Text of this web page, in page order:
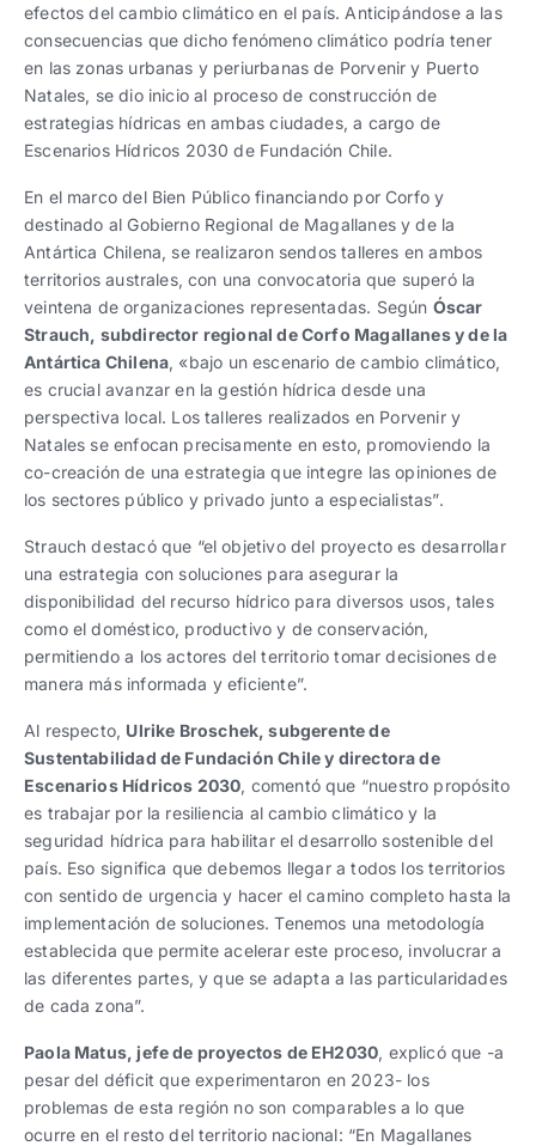
efectos del cambio climático en el país. Anticipándose a las
consecuencias que dicho fenómeno climático podría tener
en las zonas urbanas y periurbanas de Porvenir y Puerto
Natales, se dio inicio al proceso de construcción de
estrategias hídricas en ambas ciudades, a cargo de
Escenarios Hídricos 2030 de Fundación Chile.
En el marco del Bien Público financiando por Corfo y
destinado al Gobierno Regional de Magallanes y de la
Antártica Chilena, se realizaron sendos talleres en ambos
territorios australes, con una convocatoria que superó la
veintena de organizaciones representadas. Según Óscar
Strauch, subdirector regional de Corfo Magallanes y de la
Antártica Chilena, «bajo un escenario de cambio climático,
es crucial avanzar en la gestión hídrica desde una
perspectiva local. Los talleres realizados en Porvenir y
Natales se enfocan precisamente en esto, promoviendo la
co-creación de una estrategia que integre las opiniones de
los sectores público y privado junto a especialistas”.
Strauch destacó que “el objetivo del proyecto es desarrollar
una estrategia con soluciones para asegurar la
disponibilidad del recurso hídrico para diversos usos, tales
como el doméstico, productivo y de conservación,
permitiendo a los actores del territorio tomar decisiones de
manera más informada y eficiente”.
Al respecto, Ulrike Broschek, subgerente de
Sustentabilidad de Fundación Chile y directora de
Escenarios Hídricos 2030, comentó que “nuestro propósito
es trabajar por la resiliencia al cambio climático y la
seguridad hídrica para habilitar el desarrollo sostenible del
país. Eso significa que debemos llegar a todos los territorios
con sentido de urgencia y hacer el camino completo hasta la
implementación de soluciones. Tenemos una metodología
establecida que permite acelerar este proceso, involucrar a
las diferentes partes, y que se adapta a las particularidades
de cada zona”.
Paola Matus, jefe de proyectos de EH2030, explicó que -a
pesar del déficit que experimentaron en 2023- los
problemas de esta región no son comparables a lo que
ocurre en el resto del territorio nacional: “En Magallanes